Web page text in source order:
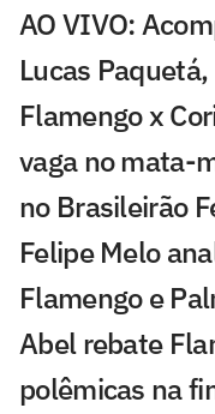
AO VIVO:
Lucas
Flamengo x
vaga no mata-
no Brasileirão
Felipe Melo
Flamengo e
Abel rebate
polêmicas na